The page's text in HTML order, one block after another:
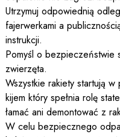
Utrzymuj odpowiednią
fajerwerkami a
instrukcji.
Pomyśl o bezpieczeństwie
zwierzęta.
Wszystkie rakiety startują
kijem który spełnia rolę
łamać ani demontować z
W celu bezpiecznego